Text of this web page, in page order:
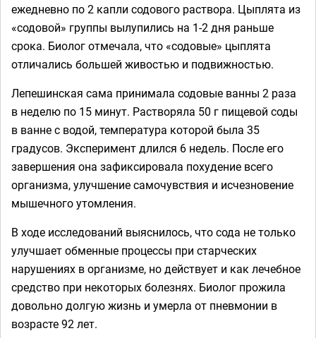
ежедневно по 2 капли содового раствора. Цыплята из
«содовой» группы вылупились на 1-2 дня раньше
срока. Биолог отмечала, что «содовые» цыплята
отличались большей живостью и подвижностью.
Лепешинская сама принимала содовые ванны 2 раза
в неделю по 15 минут. Растворяла 50 г пищевой соды
в ванне с водой, температура которой была 35
градусов. Эксперимент длился 6 недель. После его
завершения она зафиксировала похудение всего
организма, улучшение самочувствия и исчезновение
мышечного утомления.
В ходе исследований выяснилось, что сода не только
улучшает обменные процессы при старческих
нарушениях в организме, но действует и как лечебное
средство при некоторых болезнях. Биолог прожила
довольно долгую жизнь и умерла от пневмонии в
возрасте 92 лет.